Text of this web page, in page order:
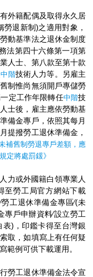
外籍配偶及取得永久居
退新制)之適用對象，
動基準法之退休金制度
法第四十六條第一項第
人士、第八款至第十款
中階技術人力等。另雇主
制惟尚無須開戶專儲勞
定工作年限轉任中階技
士後，雇主應依勞動基
備金專戶，依照其每月
提撥勞工退休準備金，
未補舊制勞退專戶差額，應
定將處罰鍰》
力或外國籍白領專業人
至勞工局官方網站下載
工退休準備金專區∕(未
專戶申辦資料∕設立勞工
)，印鑑卡得至台灣銀
取，如填寫上有任何疑
範例可供下載運用。
勞工退休準備金法令宣